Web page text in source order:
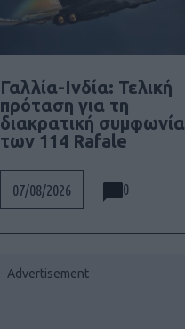
Γαλλία-Ινδία: Τελική
πρόταση για τη
διακρατική συμφωνία
των 114 Rafale
07/08/2026 0